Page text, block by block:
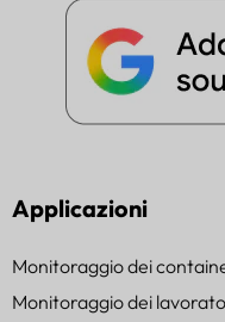
Applicazioni
Monitoraggio dei
Monitoraggio dei